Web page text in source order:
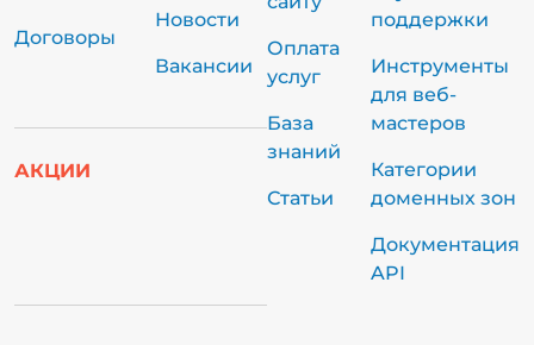
Договоры
Новости
Вакансии
АКЦИИ
Оплата
услуг
База
знаний
Статьи
поддержки
Инструменты
для веб-
мастеров
Категории
доменных зон
Документация
API